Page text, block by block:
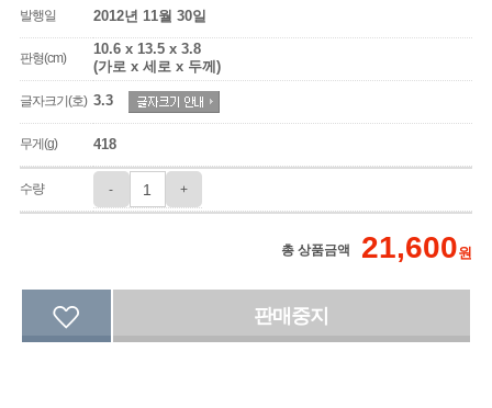
발행일 2012년 11월 30일
판형(cm)
10.6 x 13.5 x 3.8
(가로 x 세로 x 두께)
글자크기(호) 3.3
무게(g) 418
수량 - +
총 상품금액 21,600원